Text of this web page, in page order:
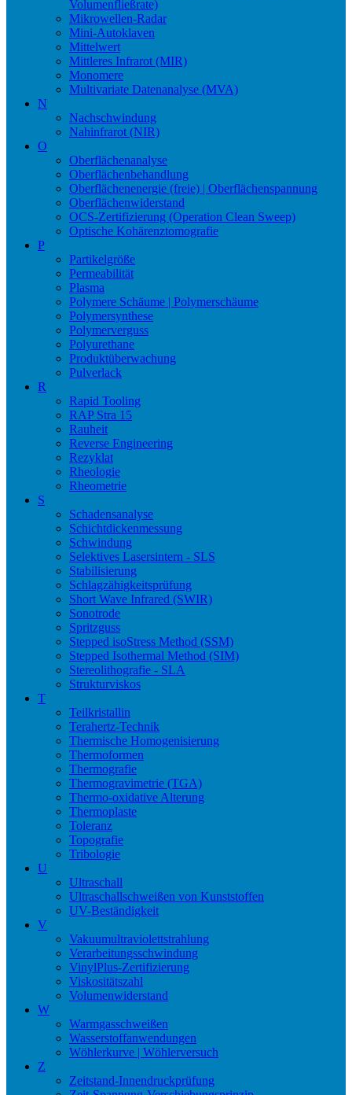
Volumenfließrate)
Mikrowellen-Radar
Mini-Autoklaven
Mittelwert
Mittleres Infrarot (MIR)
Monomere
Multivariate Datenanalyse (MVA)
N
Nachschwindung
Nahinfrarot (NIR)
O
Oberflächenanalyse
Oberflächenbehandlung
Oberflächenenergie (freie) | Oberflächenspannung
Oberflächenwiderstand
OCS-Zertifizierung (Operation Clean Sweep)
Optische Kohärenztomografie
P
Partikelgröße
Permeabilität
Plasma
Polymere Schäume | Polymerschäume
Polymersynthese
Polymerverguss
Polyurethane
Produktüberwachung
Pulverlack
R
Rapid Tooling
RAP Stra 15
Rauheit
Reverse Engineering
Rezyklat
Rheologie
Rheometrie
S
Schadensanalyse
Schichtdickenmessung
Schwindung
Selektives Lasersintern - SLS
Stabilisierung
Schlagzähigkeitsprüfung
Short Wave Infrared (SWIR)
Sonotrode
Spritzguss
Stepped isoStress Method (SSM)
Stepped Isothermal Method (SIM)
Stereolithografie - SLA
Strukturviskos
T
Teilkristallin
Terahertz-Technik
Thermische Homogenisierung
Thermoformen
Thermografie
Thermogravimetrie (TGA)
Thermo-oxidative Alterung
Thermoplaste
Toleranz
Topografie
Tribologie
U
Ultraschall
Ultraschallschweißen von Kunststoffen
UV-Beständigkeit
V
Vakuumultraviolettstrahlung
Verarbeitungsschwindung
VinylPlus-Zertifizierung
Viskositätszahl
Volumenwiderstand
W
Warmgasschweißen
Wasserstoffanwendungen
Wöhlerkurve | Wöhlerversuch
Z
Zeitstand-Innendruckprüfung